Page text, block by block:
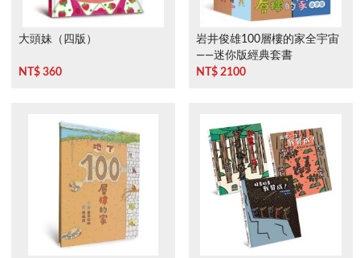
大頭妹（四版）
NT$ 360
岩井俊雄100層樓的家全宇宙
――迷你版經典套書
NT$ 2100